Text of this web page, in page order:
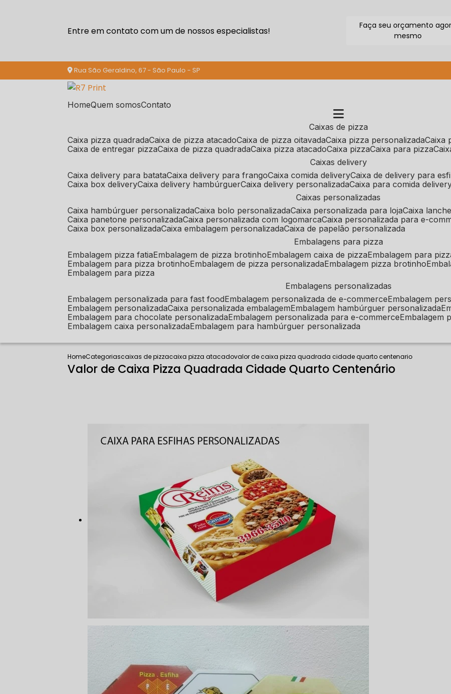
Entre em contato com um de nossos especialistas!
Faça seu orçamento
mesmo
Rua São Geraldino, 67 - São Paulo - SP
Home Quem somos Contato
caixas de pizza
caixa pizza quadrada caixa de pizza atacado caixa de pizza oitavada caixa pizza personalizada
caixa de entregar pizza caixa de pizza quadrada caixa pizza atacado caixa pizza caixa para pizza
caixas delivery
caixa delivery para batata caixa delivery para frango caixa comida delivery caixa de delivery para
caixa box delivery caixa delivery hambúrguer caixa delivery personalizada caixa para comida
caixas personalizadas
caixa hambúrguer personalizada caixa bolo personalizada caixa personalizada para loja caixa
caixa panetone personalizada caixa personalizada com logomarca caixa personalizada para e-
caixa box personalizada caixa embalagem personalizada caixa de papelão personalizada
embalagens para pizza
embalagem pizza fatia embalagem de pizza brotinho embalagem caixa de pizza embalagem para
embalagem para pizza brotinho embalagem de pizza personalizada embalagem pizza brotinho
embalagem para pizza
embalagens personalizadas
embalagem personalizada para fast food embalagem personalizada de e-commerce embalagem
embalagem personalizada caixa personalizada embalagem embalagem hambúrguer personalizada
embalagem para chocolate personalizada embalagem personalizada para e-commerce embalagem
embalagem caixa personalizada embalagem para hambúrguer personalizada
HomeCategoriascaixas de pizzacaixa pizza atacadovalor de caixa pizza quadrada cidade quarto centenario
Valor de Caixa Pizza Quadrada Cidade Quarto Centenário